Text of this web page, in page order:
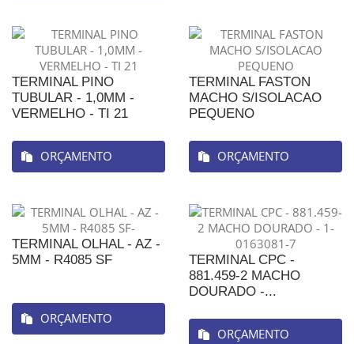
TERMINAL PINO
TUBULAR - 1,0MM -
VERMELHO - TI 21
ORÇAMENTO
TERMINAL FASTON
MACHO S/ISOLACAO
PEQUENO
ORÇAMENTO
TERMINAL OLHAL - AZ -
5MM - R4085 SF
ORÇAMENTO
TERMINAL CPC -
881.459-2 MACHO
DOURADO -...
ORÇAMENTO